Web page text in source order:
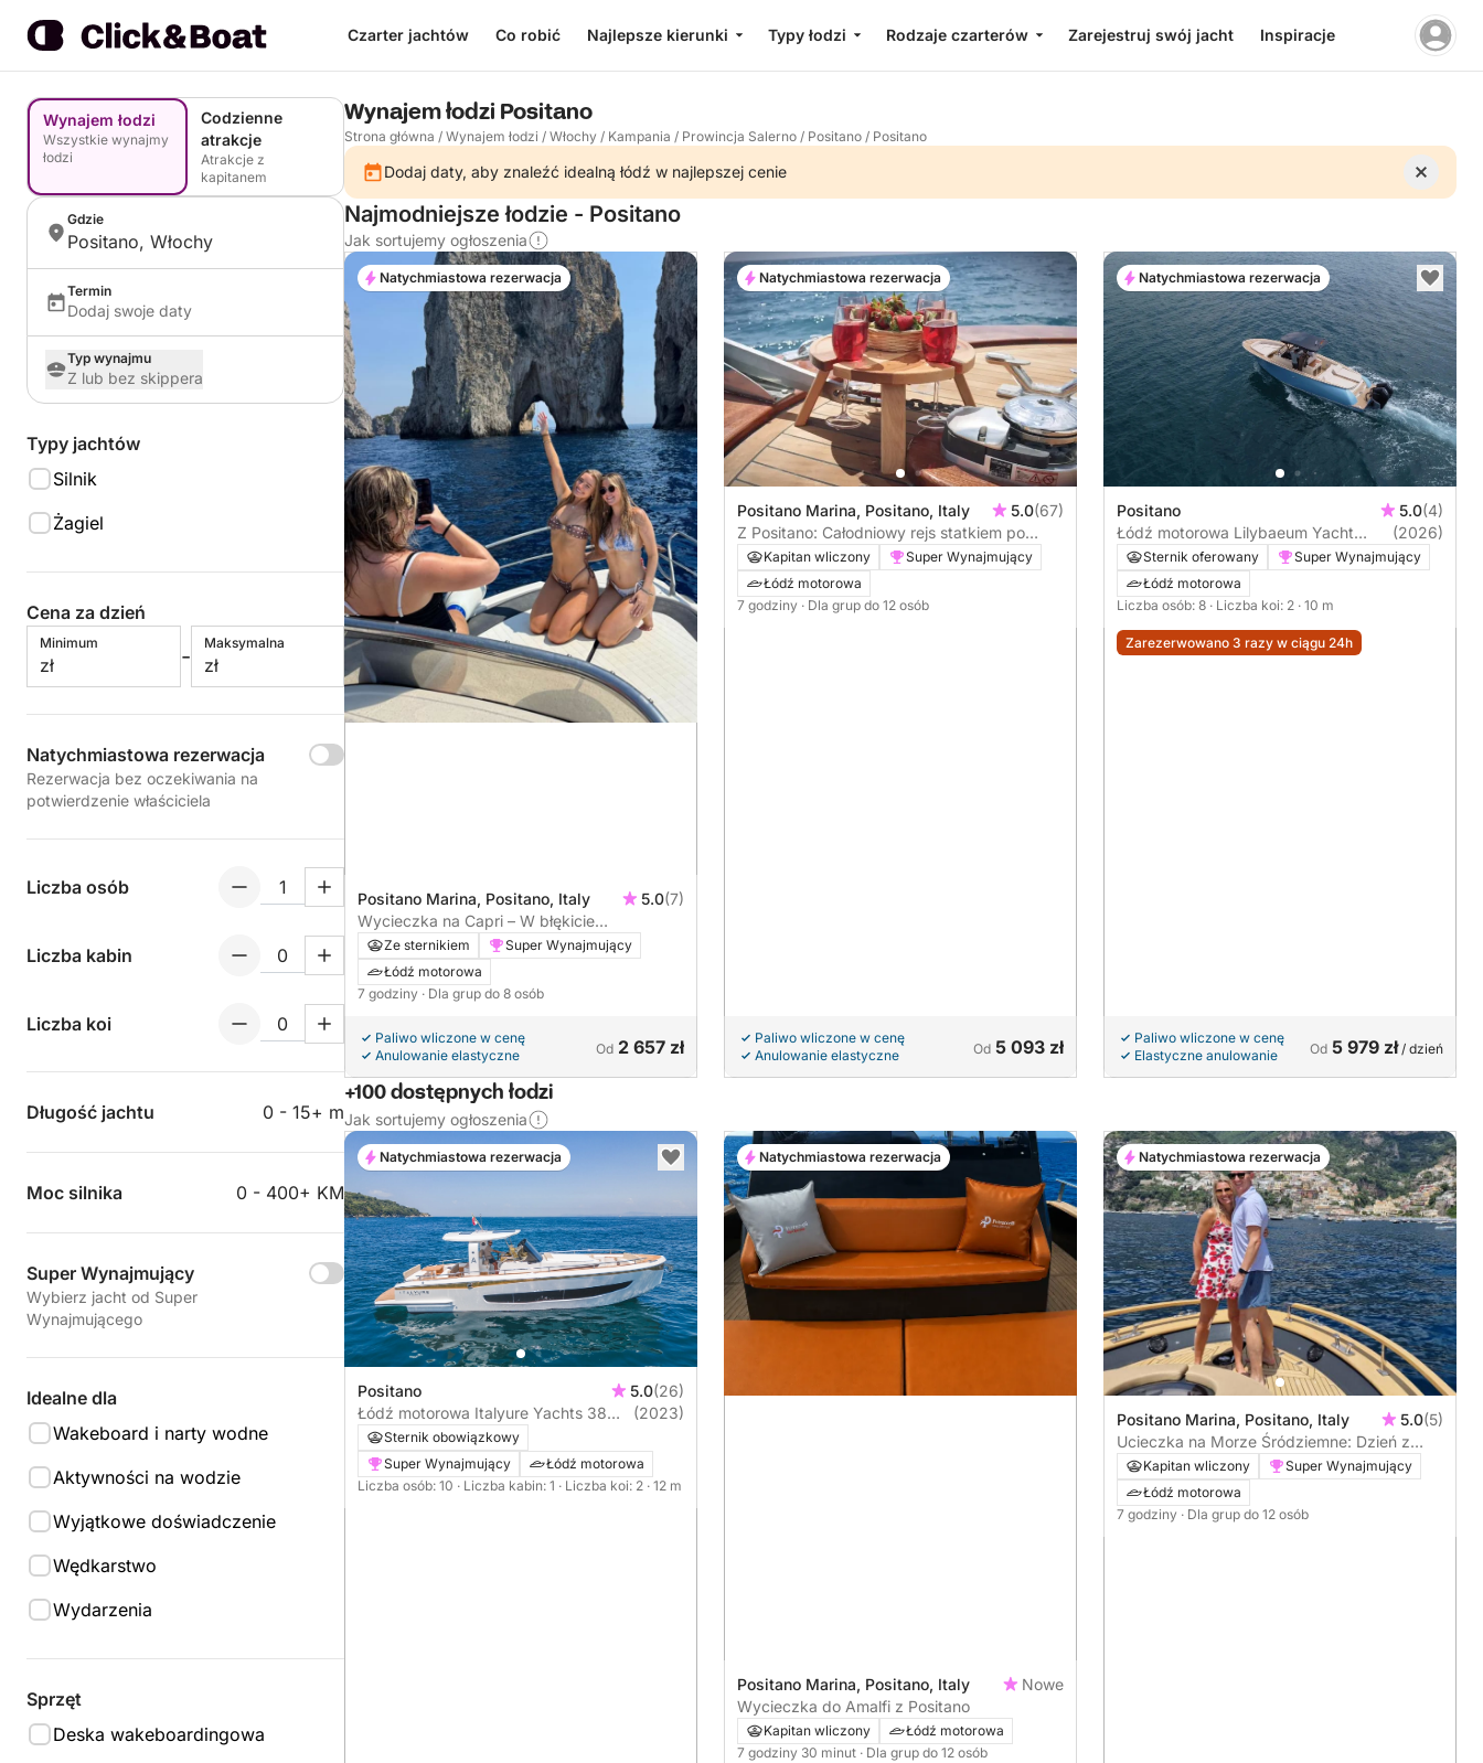
Czarter jachtów Co robić Najlepsze kierunki Typy łodzi Rodzaje czarterów Zarejestruj swój jacht Inspiracje
Wynajem łodzi
Wszystkie wynajmy
łodzi
Codzienne
atrakcje
Atrakcje z
kapitanem
Gdzie
Positano, Włochy
Termin
Dodaj swoje daty
Typ wynajmu
Z lub bez skippera
Typy jachtów
Silnik
Żagiel
Cena za dzień
Minimum
zł -
Maksymalna
zł
Natychmiastowa rezerwacja
Rezerwacja bez oczekiwania na
potwierdzenie właściciela
Liczba osób
Liczba kabin
Liczba koi
Długość jachtu 0 - 15+ m
Moc silnika 0 - 400+ KM
Super Wynajmujący
Wybierz jacht od Super
Wynajmującego
Idealne dla
Wakeboard i narty wodne
Aktywności na wodzie
Wyjątkowe doświadczenie
Wędkarstwo
Wydarzenia
Sprzęt
Deska wakeboardingowa
Wynajem łodzi Positano
Strona główna / Wynajem łodzi / Włochy / Kampania / Prowincja Salerno / Positano / Positano
Dodaj daty, aby znaleźć idealną łódź w najlepszej cenie
Najmodniejsze łodzie - Positano
Jak sortujemy ogłoszenia
Positano Marina, Positano, Italy 5.0(7)
Wycieczka na Capri – W błękicie
krystalicznych wód i do odkrywania
ukrytych jaskiń
Ze sternikiem
Super Wynajmujący
Łódź motorowa
7 godziny · Dla grup do 8 osób
Paliwo wliczone w cenę
Anulowanie elastyczne
Od 2 657 zł
Natychmiastowa rezerwacja
Positano Marina, Positano, Italy 5.0(67)
Z Positano: Całodniowy rejs statkiem po
wybrzeżu Amalfi: Płyń wzdłuż wybrzeża
wygodnie i stylowo
Kapitan wliczony
Super Wynajmujący
Łódź motorowa
7 godziny · Dla grup do 12 osób
Paliwo wliczone w cenę
Anulowanie elastyczne
Od 5 093 zł
Natychmiastowa rezerwacja
Positano 5.0(4)
Łódź motorowa Lilybaeum Yacht
Lipari 31 500KM
(2026)
Sternik oferowany
Super Wynajmujący
Łódź motorowa
Liczba osób: 8 · Liczba koi: 2 · 10 m
Zarezerwowano 3 razy w ciągu 24h
Paliwo wliczone w cenę
Elastyczne anulowanie
Od 5 979 zł/ dzień
Natychmiastowa rezerwacja
+100 dostępnych łodzi
Jak sortujemy ogłoszenia
Positano 5.0(26)
Łódź motorowa Italyure Yachts 38
740KM
(2023)
Sternik obowiązkowy
Super Wynajmujący
Łódź motorowa
Liczba osób: 10 · Liczba kabin: 1 · Liczba koi: 2 · 12 m
Natychmiastowa rezerwacja
Positano Marina, Positano, Italy
Nowe
Wycieczka do Amalfi z Positano
Kapitan wliczony
Łódź motorowa
7 godziny 30 minut · Dla grup do 12 osób
Natychmiastowa rezerwacja
Positano Marina, Positano, Italy 5.0(5)
Ucieczka na Morze Śródziemne: Dzień z
Positano na wybrzeże Amalfitańskie
Kapitan wliczony
Super Wynajmujący
Łódź motorowa
7 godziny · Dla grup do 12 osób
Natychmiastowa rezerwacja